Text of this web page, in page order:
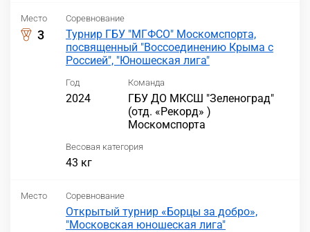
Место
3
Соревнование
Турнир ГБУ "МГФСО" Москомспорта,
посвященный "Воссоединению Крыма с
Россией", "Юношеская лига"
Год
2024
Команда
ГБУ ДО МКСШ "Зеленоград"
(отд. «Рекорд» )
Москомспорта
Весовая категория
43 кг
Место Соревнование
Открытый турнир «Борцы за добро»,
"Московская юношеская лига"